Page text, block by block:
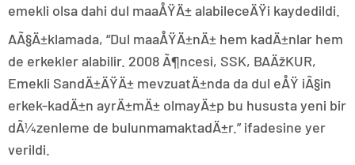
emekli olsa dahi dul maaÅŸÄ± alabileceÄŸi kaydedildi.
AÃ§Ä±klamada, “Dul maaÅŸÄ±nÄ± hem kadÄ±nlar hem
de erkekler alabilir. 2008 Ã¶ncesi, SSK, BAÄžKUR,
Emekli SandÄ±ÄŸÄ± mevzuatÄ±nda da dul eÅŸ iÃ§in
erkek-kadÄ±n ayrÄ±mÄ± olmayÄ±p bu hususta yeni bir
dÃ¼zenleme de bulunmamaktadÄ±r.” ifadesine yer
verildi.